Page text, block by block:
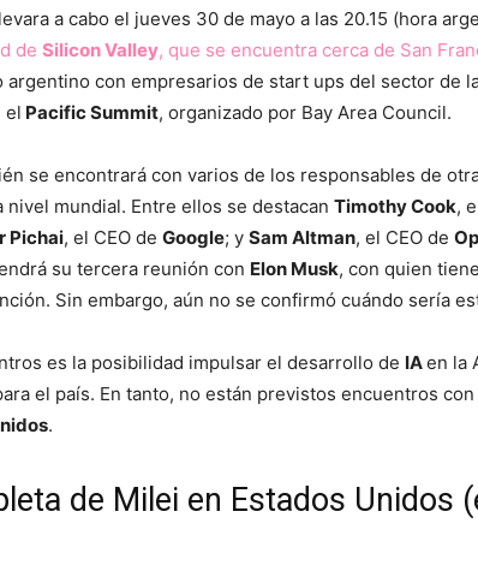
a cabo el jueves 30 de mayo a las 20.15 (hora
de Silicon Valley, que se encuentra cerca de San
argentino con empresarios de start ups del sector de
el Pacific Summit, organizado por Bay Area Council.
se encontrará con varios de los responsables de
mundial. Entre ellos se destacan Timothy Cook,
Pichai, el CEO de Google; y Sam Altman, el CEO de
su tercera reunión con Elon Musk, con quien
Sin embargo, aún no se confirmó cuándo sería
es la posibilidad impulsar el desarrollo de IAen la
el país. En tanto, no están previstos encuentros
.
de Milei en Estados Unidos